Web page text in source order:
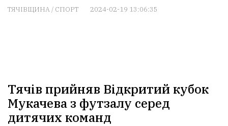
ТЯЧІВЩИНА/ СПОРТ 2024-02-19 13:06:35
Тячів прийняв Відкритий кубок
Мукачева з футзалу серед
дитячих команд